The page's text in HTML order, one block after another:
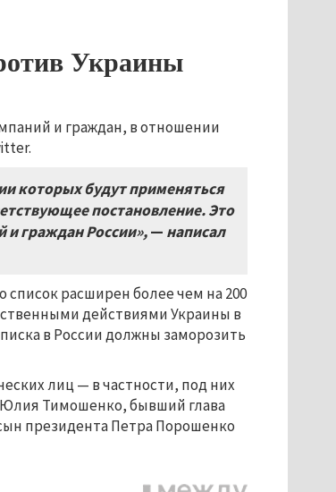
Украины
и граждан, в отношении
которых будут применяться
постановление. Это
и граждан России»,— написал
список расширен более чем на 200
действиями Украины в
в России должны заморозить
лиц — в частности, под них
Юлия Тимошенко, бывший глава
президента Петра Порошенко